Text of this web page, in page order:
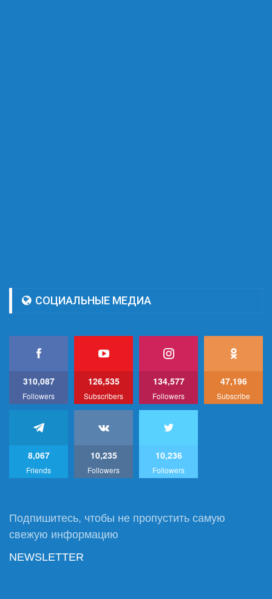
СОЦИАЛЬНЫЕ МЕДИА
310,087
Followers
126,535
Subscribers
134,577
Followers
47,196
Subscribe
8,067
Friends
10,235
Followers
10,236
Followers
Подпишитесь, чтобы не пропустить самую
свежую информацию
NEWSLETTER